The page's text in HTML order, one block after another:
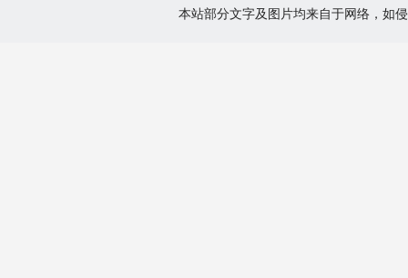
本站部分文字及图片均来自于网络，如